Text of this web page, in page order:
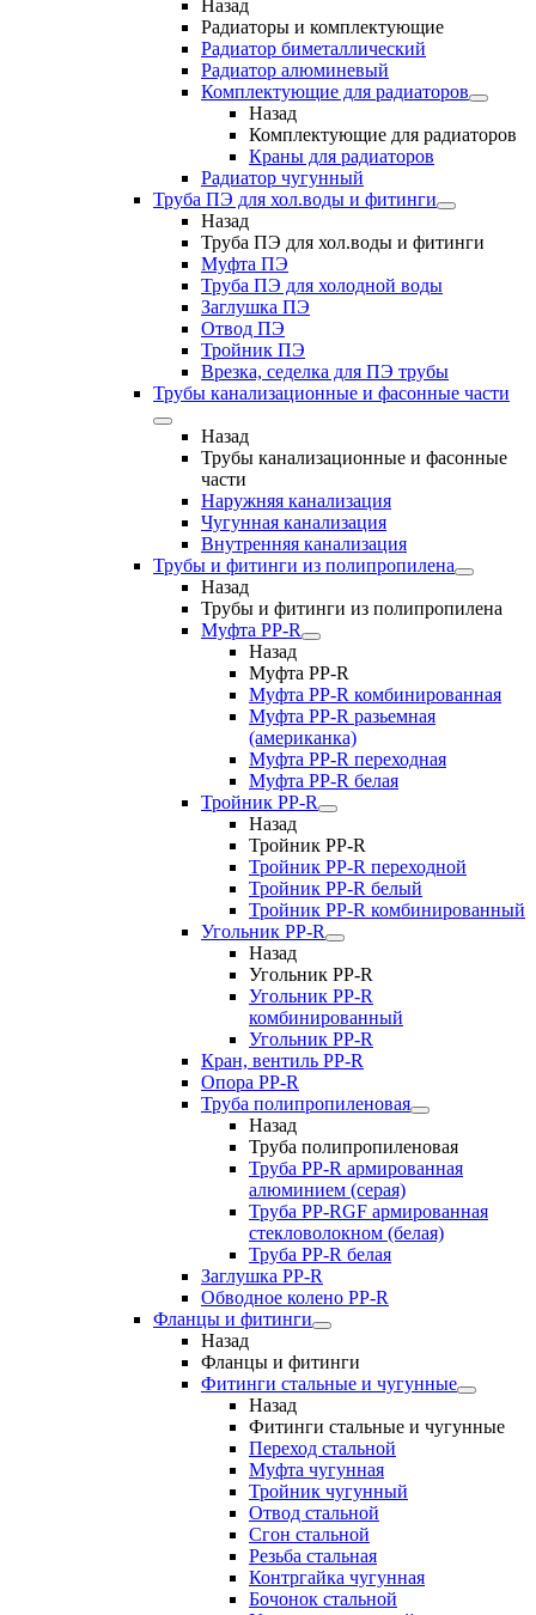
Назад
Радиаторы и комплектующие
Радиатор биметаллический
Радиатор алюминевый
Комплектующие для радиаторов
Назад
Комплектующие для радиаторов
Краны для радиаторов
Радиатор чугунный
Труба ПЭ для хол.воды и фитинги
Назад
Труба ПЭ для хол.воды и фитинги
Муфта ПЭ
Труба ПЭ для холодной воды
Заглушка ПЭ
Отвод ПЭ
Тройник ПЭ
Врезка, седелка для ПЭ трубы
Трубы канализационные и фасонные части
Назад
Трубы канализационные и фасонные
части
Наружняя канализация
Чугунная канализация
Внутренняя канализация
Трубы и фитинги из полипропилена
Назад
Трубы и фитинги из полипропилена
Муфта PP-R
Назад
Муфта PP-R
Муфта РР-R комбинированная
Муфта РР-R разьемная
(американка)
Муфта РР-R переходная
Муфта РР-R белая
Тройник PP-R
Назад
Тройник PP-R
Тройник РР-R переходной
Тройник РР-R белый
Тройник РР-R комбинированный
Угольник PP-R
Назад
Угольник PP-R
Угольник РР-R
комбинированный
Угольник РР-R
Кран, вентиль PP-R
Опора PP-R
Труба полипропиленовая
Назад
Труба полипропиленовая
Труба PP-R армированная
алюминием (серая)
Труба PP-RGF армированная
стекловолокном (белая)
Труба РР-R белая
Заглушка PP-R
Обводное колено PP-R
Фланцы и фитинги
Назад
Фланцы и фитинги
Фитинги стальные и чугунные
Назад
Фитинги стальные и чугунные
Переход стальной
Муфта чугунная
Тройник чугунный
Отвод стальной
Сгон стальной
Резьба стальная
Контргайка чугунная
Бочонок стальной